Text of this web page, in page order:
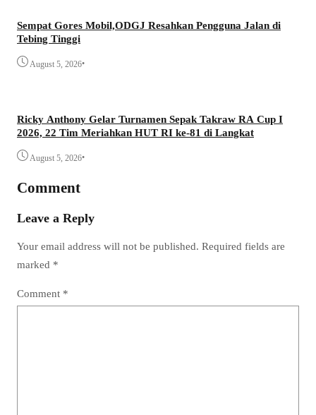
Sempat Gores Mobil,ODGJ Resahkan Pengguna Jalan di
Tebing Tinggi
August 5, 2026•
Ricky Anthony Gelar Turnamen Sepak Takraw RA Cup I
2026, 22 Tim Meriahkan HUT RI ke-81 di Langkat
August 5, 2026•
Comment
Leave a Reply
Your email address will not be published. Required fields are
marked *
Comment *